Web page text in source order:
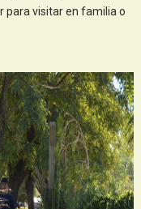
para visitar en familia o